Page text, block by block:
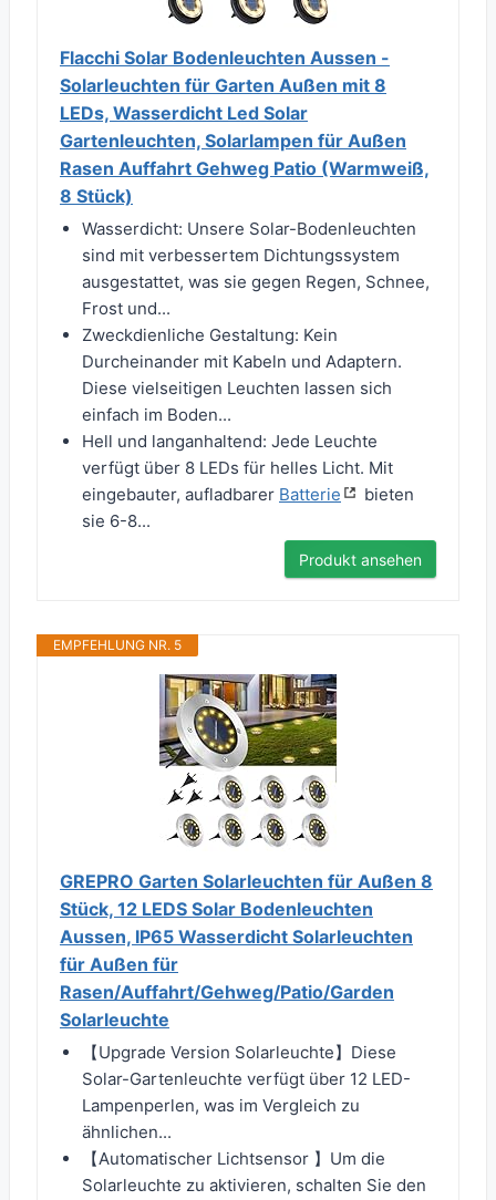
Flacchi Solar Bodenleuchten Aussen -
Solarleuchten für Garten Außen mit 8
LEDs, Wasserdicht Led Solar
Gartenleuchten, Solarlampen für Außen
Rasen Auffahrt Gehweg Patio (Warmweiß,
8 Stück)
Wasserdicht: Unsere Solar-Bodenleuchten
sind mit verbessertem Dichtungssystem
ausgestattet, was sie gegen Regen, Schnee,
Frost und...
Zweckdienliche Gestaltung: Kein
Durcheinander mit Kabeln und Adaptern.
Diese vielseitigen Leuchten lassen sich
einfach im Boden...
Hell und langanhaltend: Jede Leuchte
verfügt über 8 LEDs für helles Licht. Mit
eingebauter, aufladbarer Batterie
bieten
sie 6-8...
Produkt ansehen
EMPFEHLUNG NR. 5
GREPRO Garten Solarleuchten für Außen 8
Stück, 12 LEDS Solar Bodenleuchten
Aussen, IP65 Wasserdicht Solarleuchten
für Außen für
Rasen/Auffahrt/Gehweg/Patio/Garden
Solarleuchte
【Upgrade Version Solarleuchte】Diese
Solar-Gartenleuchte verfügt über 12 LED-
Lampenperlen, was im Vergleich zu
ähnlichen...
【Automatischer Lichtsensor 】Um die
Solarleuchte zu aktivieren, schalten Sie den